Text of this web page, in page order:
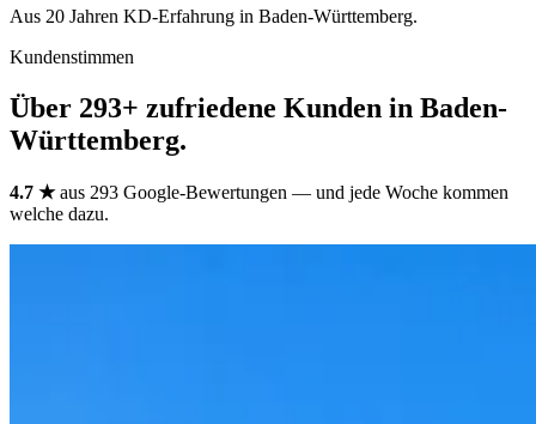
Aus 20 Jahren KD-Erfahrung in Baden-Württemberg.
Kundenstimmen
Über 293+ zufriedene Kunden in Baden-
Württemberg.
4.7 ★aus 293 Google-Bewertungen — und jede Woche kommen
welche dazu.